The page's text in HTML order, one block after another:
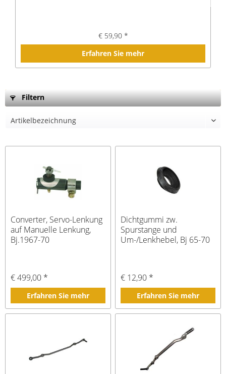
€ 59,90 *
Erfahren Sie mehr
Filtern
Converter, Servo-Lenkung
auf Manuelle Lenkung,
Bj.1967-70
€ 499,00 *
Erfahren Sie mehr
Dichtgummi zw.
Spurstange und
Um-/Lenkhebel, Bj 65-70
€ 12,90 *
Erfahren Sie mehr